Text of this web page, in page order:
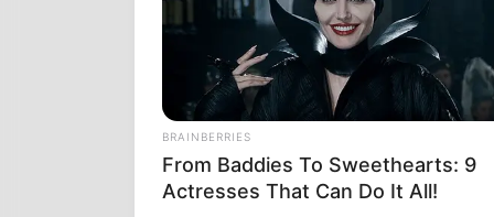
Η υπόθεση
Αβραμόπουλο
BRAINBERRIES
From Baddies To Sweethearts: 9
Actresses That Can Do It All!